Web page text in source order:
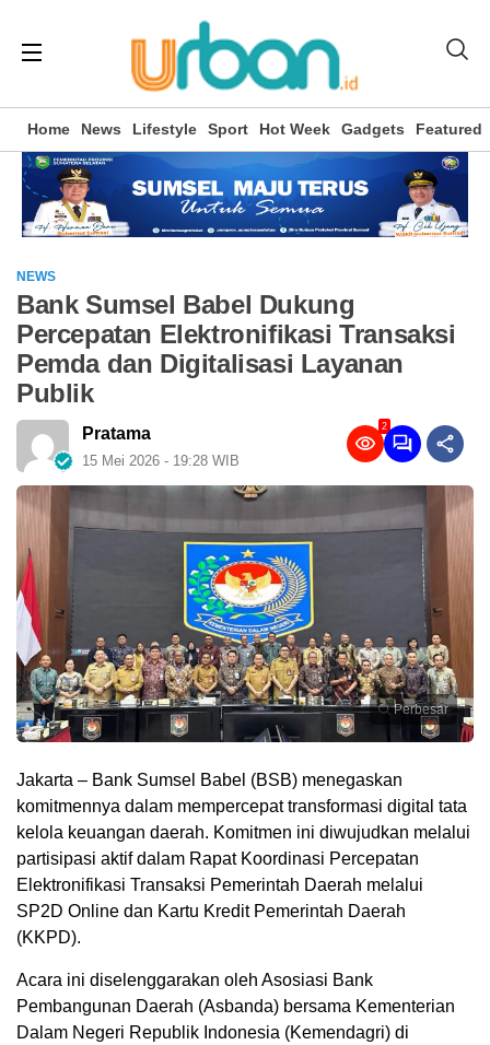
Home News Lifestyle Sport Hot Week Gadgets Featured
NEWS
Bank Sumsel Babel Dukung
Percepatan Elektronifikasi Transaksi
Pemda dan Digitalisasi Layanan
Publik
Pratama
15 Mei 2026 - 19:28 WIB
2
Perbesar
Jakarta – Bank Sumsel Babel (BSB) menegaskan
komitmennya dalam mempercepat transformasi digital tata
kelola keuangan daerah. Komitmen ini diwujudkan melalui
partisipasi aktif dalam Rapat Koordinasi Percepatan
Elektronifikasi Transaksi Pemerintah Daerah melalui
SP2D Online dan Kartu Kredit Pemerintah Daerah
(KKPD).
Acara ini diselenggarakan oleh Asosiasi Bank
Pembangunan Daerah (Asbanda) bersama Kementerian
Dalam Negeri Republik Indonesia (Kemendagri) di